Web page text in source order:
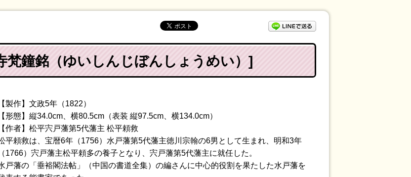
梵鐘銘（ゆいしんじぼんしょうめい）]
【製作】文政5年（1822）
【形態】縦34.0cm、横80.5cm（表装 縦97.5cm、横134.0cm）
【作者】松平宍戸藩第5代藩主 松平頼救
平頼救は、宝暦6年（1756）水戸藩第5代藩主徳川宗翰の6男として生まれ、明和3年
（1766）宍戸藩主松平頼多の養子となり、宍戸藩第5代藩主に就任した。
戸藩の「垂裕閣法帖」（中国の書道全集）の編さんに中心的役割を果たした水戸藩を